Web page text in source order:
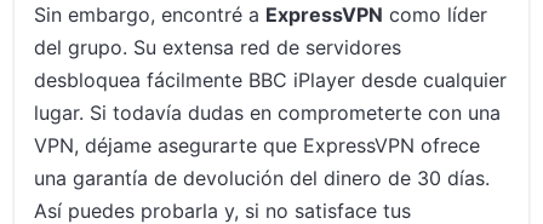
Sin embargo, encontré a ExpressVPN como líder
del grupo. Su extensa red de servidores
desbloquea fácilmente BBC iPlayer desde cualquier
lugar. Si todavía dudas en comprometerte con una
VPN, déjame asegurarte que ExpressVPN ofrece
una garantía de devolución del dinero de 30 días.
Así puedes probarla y, si no satisface tus